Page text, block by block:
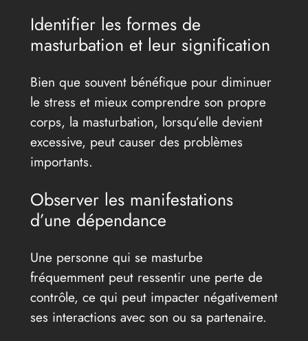
Identifier les formes de
masturbation et leur signification
Bien que souvent bénéfique pour diminuer
le stress et mieux comprendre son propre
corps, la masturbation, lorsqu’elle devient
excessive, peut causer des problèmes
importants.
Observer les manifestations
d’une dépendance
Une personne qui se masturbe
fréquemment peut ressentir une perte de
contrôle, ce qui peut impacter négativement
ses interactions avec son ou sa partenaire.